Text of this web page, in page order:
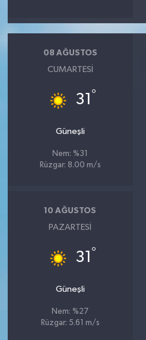
08 AĞUSTOS
CUMARTESI
31 °
Güneşli
Nem: %31
Rüzgar: 8.00 m/s
10 AĞUSTOS
PAZARTESI
31 °
Güneşli
Nem: %27
Rüzgar: 5.61 m/s